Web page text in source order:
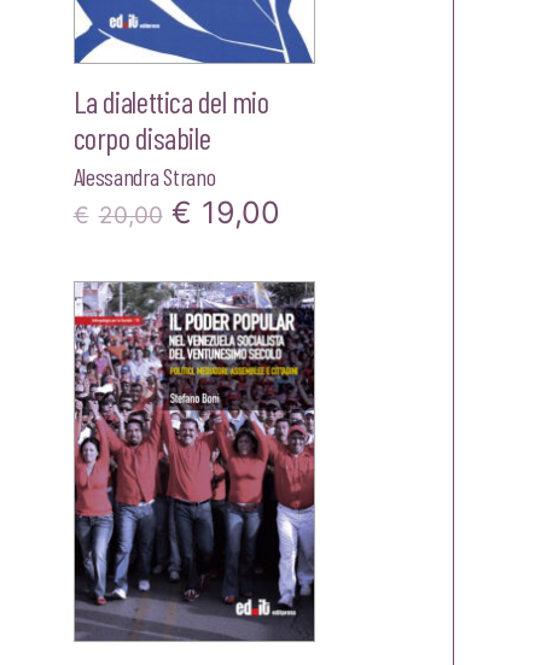
La dialettica del mio
corpo disabile
Alessandra Strano
€ 20,00 Il
originale
era:
€20,00.
€ 19,00
attuale
è:
€19,00.